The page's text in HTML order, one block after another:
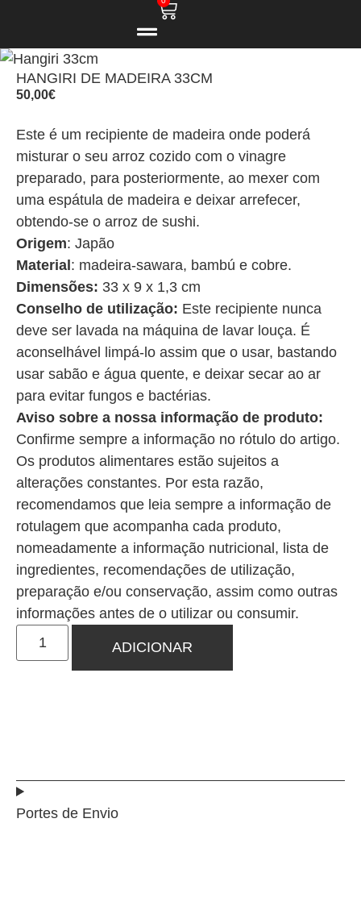
HANGIRI DE MADEIRA 33CM
50,00€
Este é um recipiente de madeira onde poderá
misturar o seu arroz cozido com o vinagre
preparado, para posteriormente, ao mexer com
uma espátula de madeira e deixar arrefecer,
obtendo-se o arroz de sushi.
Origem: Japão
Material : madeira-sawara, bambú e cobre.
Dimensões: 33 x 9 x 1,3 cm
Conselho de utilização: Este recipiente nunca
deve ser lavada na máquina de lavar louça. É
aconselhável limpá-lo assim que o usar, bastando
usar sabão e água quente, e deixar secar ao ar
para evitar fungos e bactérias.
Aviso sobre a nossa informação de produto:
Confirme sempre a informação no rótulo do artigo.
Os produtos alimentares estão sujeitos a
alterações constantes. Por esta razão,
recomendamos que leia sempre a informação de
rotulagem que acompanha cada produto,
nomeadamente a informação nutricional, lista de
ingredientes, recomendações de utilização,
preparação e/ou conservação, assim como outras
informações antes de o utilizar ou consumir.
ADICIONAR
Portes de Envio